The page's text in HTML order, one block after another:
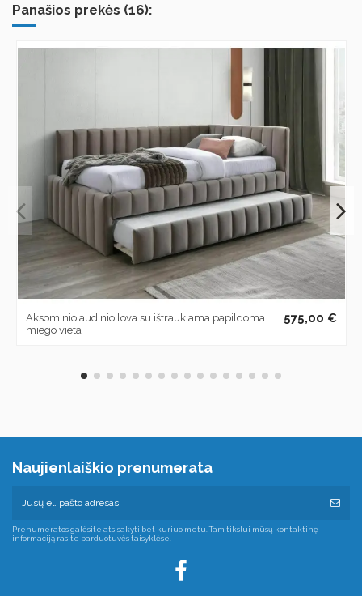
Panašios prekės (16):
Aksominio audinio lova su ištraukiama papildoma
miego vieta
575,00 €
Naujienlaiškio prenumerata
Prenumeratos galėsite atsisakyti bet kuriuo metu. Tam tikslui mūsų kontaktinę
informaciją rasite parduotuvės taisyklėse.